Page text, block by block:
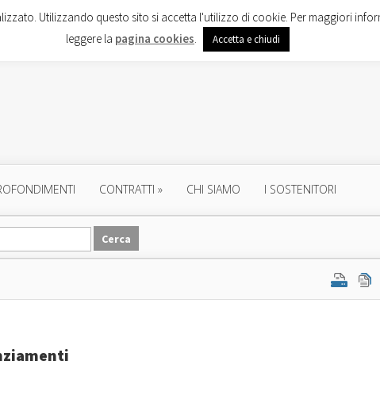
CONTRATTI » CHI SIAMO I SOSTENITORI
Utilizzando questo sito si accetta l'utilizzo di cookie. Per maggiori
leggere la pagina cookies. Accetta e chiudi